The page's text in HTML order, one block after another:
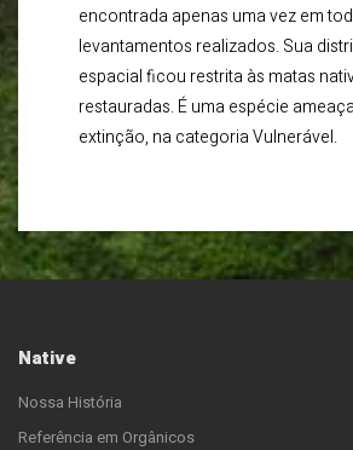
encontrada apenas uma vez em
levantamentos realizados. Sua
espacial ficou restrita às matas
restauradas. É uma espécie
extinção, na categoria Vulnerável.
Native
Nossa História
Referência em Orgânicos